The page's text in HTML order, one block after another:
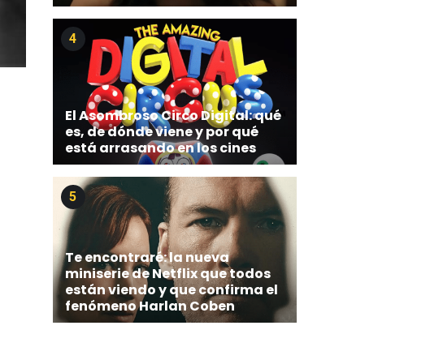
4
El Asombroso Circo Digital: qué
es, de dónde viene y por qué
está arrasando en los cines
5
Te encontraré: la nueva
miniserie de Netflix que todos
están viendo y que confirma el
fenómeno Harlan Coben